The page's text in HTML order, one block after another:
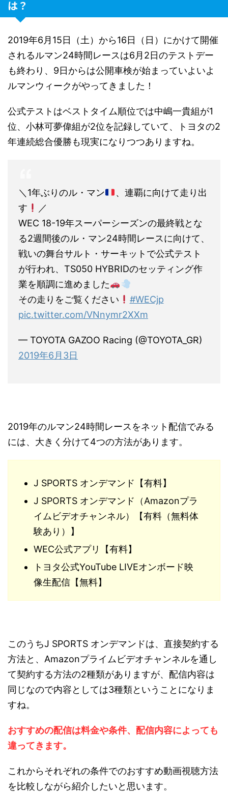
は？
2019年6月15日（土）から16日（日）にかけて開催
されるルマン24時間レースは6月2日のテストデー
も終わり、9日からは公開車検が始まっていよいよ
ルマンウィークがやってきました！
公式テストはベストタイム順位では中嶋一貴組が1
位、小林可夢偉組が2位を記録していて、トヨタの2
年連続総合優勝も現実になりつつありますね。
＼1年ぶりのル・マン
、連覇に向けて走り出
す
／
WEC 18-19年スーパーシーズンの最終戦とな
る2週間後のル・マン24時間レースに向けて、
戦いの舞台サルト・サーキットで公式テスト
が行われ、TS050 HYBRIDのセッティング作
業を順調に進めました
その走りをご覧ください
#WECjp
pic.twitter.com/VNnymr2XXm
— TOYOTA GAZOO Racing (@TOYOTA_GR)
2019年6月3日
2019年のルマン24時間レースをネット配信でみる
には、大きく分けて4つの方法があります。
J SPORTS オンデマンド【有料】
J SPORTS オンデマンド（Amazonプラ
イムビデオチャンネル）【有料（無料体
験あり）】
WEC公式アプリ【有料】
トヨタ公式YouTube LIVEオンボード映
像生配信【無料】
このうちJ SPORTS オンデマンドは、直接契約する
方法と、Amazonプライムビデオチャンネルを通し
て契約する方法の2種類がありますが、配信内容は
同じなので内容としては3種類ということになりま
すね。
おすすめの配信は料金や条件、配信内容によっても
違ってきます。
これからそれぞれの条件でのおすすめ動画視聴方法
を比較しながら紹介したいと思います。